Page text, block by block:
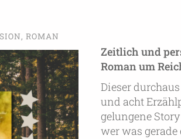
, ROMAN
Zeitlich und
Roman um
Dieser
und acht
gelungene
wer was